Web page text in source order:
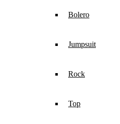
Bolero
Jumpsuit
Rock
Top